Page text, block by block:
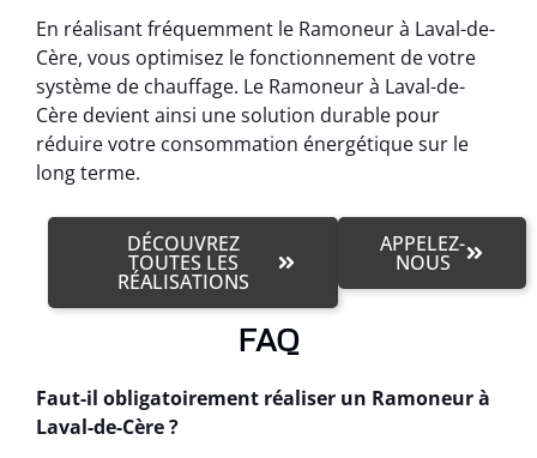
En réalisant fréquemment le Ramoneur à Laval-de-
Cère, vous optimisez le fonctionnement de votre
système de chauffage. Le Ramoneur à Laval-de-
Cère devient ainsi une solution durable pour
réduire votre consommation énergétique sur le
long terme.
DÉCOUVREZ
TOUTES LES
RÉALISATIONS
APPELEZ-
NOUS
FAQ
Faut-il obligatoirement réaliser un Ramoneur à
Laval-de-Cère ?